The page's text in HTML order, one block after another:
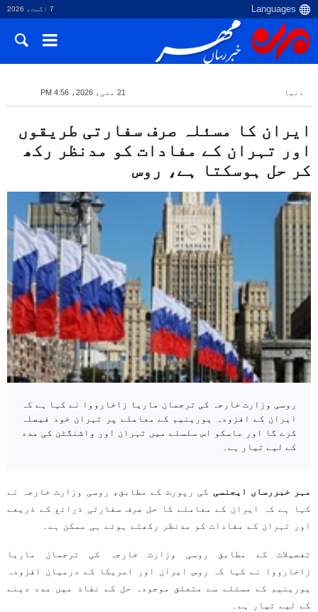
7 اگست، 2026
دنیا 21 مئی، 2026، 4:56 PM
ایران کا مسئلہ صرف سفارتی طریقوں
اور تہران کے مفادات کو مدنظر رکھ
کر حل ہوسکتا ہے، روس
روسی وزارت خارجہ کی ترجمان ماریا زاخارووا نے کہا ہے کہ
ایران کے افزودہ یورینیم کے معاملے پر تہران خود فیصلہ
کرے گا اور ماسکو اس سلسلے میں تہران اور واشنگٹن کی مدد
کے لیے تیار ہے۔
مہر خبررساں ایجنسی کی رپورٹ کے مطابق، روسی وزارت خارجہ نے
کہا ہے کہ ایران کے معاملے کا حل صرف سفارتی ذرائع کے ذریعے
اور تہران کے مفادات کو مدنظر رکھتے ہوئے ہی ممکن ہے۔
تفصیلات کے مطابق روسی وزارت خارجہ کی ترجمان ماریا
زاخارووا نے کہا کہ روس ایران اور امریکا کے درمیان افزودہ
یورینیم کے مسئلے سے متعلق موجودہ حل کے نفاذ میں مدد دینے
کے لیے تیار ہے۔